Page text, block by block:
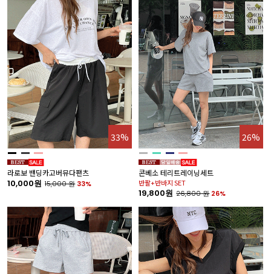
33%
라로보 밴딩카고버뮤다팬츠
10,000원 15,000원 33%
26%
콘베소 테리트레이닝세트
반팔+반바지 SET
19,800원 26,800원 26%